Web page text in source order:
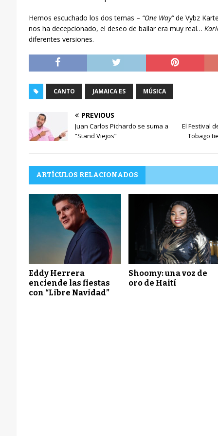
Hemos escuchado los dos temas – “One Way”de Vybz
nos ha decepcionado, el deseo de bailar era muy real…
diferentes versiones.
CANTO JAMAICA ES MÚSICA
PREVIOUS
Juan Carlos Pichardo se suma a
“Stand Viejos”
El Festival
Tobago
ARTÍCULOS RELACIONADOS
Eddy Herrera
enciende las fiestas
con “Libre Navidad”
Shoomy: una voz de
oro de Haití